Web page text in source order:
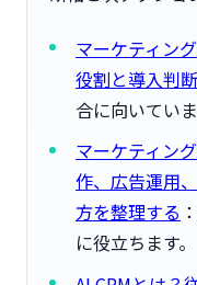
マーケティン
役割と導入判断
合に向いていま
マーケティン
作、広告運用
方を整理する
に役立ちます。